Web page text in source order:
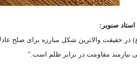
استاد صنوبر:
حقیقت والاترین شکل مبارزه برای صلح
مقاومت در برابر ظلم است.”